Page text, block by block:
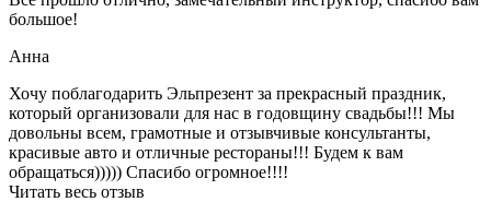
большое!
Анна
Хочу поблагодарить Эльпрезент за прекрасный праздник,
который организовали для нас в годовщину свадьбы!!! Мы
довольны всем, грамотные и отзывчивые консультанты,
красивые авто и отличные рестораны!!! Будем к вам
обращаться))))) Спасибо огромное!!!!
Читать весь отзыв